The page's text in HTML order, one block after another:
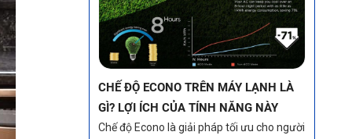
CHẾ ĐỘ MODE TRÊN MÁY LẠNH LÀ
GÌ? CÁCH SỬ DỤNG CHẾ ĐỘ HIỆU QUẢ
Chế độ MODE trên máy lạnh giúp người